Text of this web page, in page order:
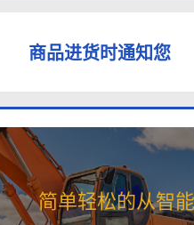
商品进货时通知您
简单轻松的从智